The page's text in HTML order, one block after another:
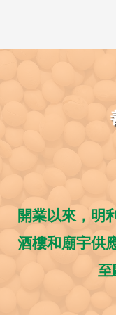
開業以來，明
酒樓和廟宇供
至